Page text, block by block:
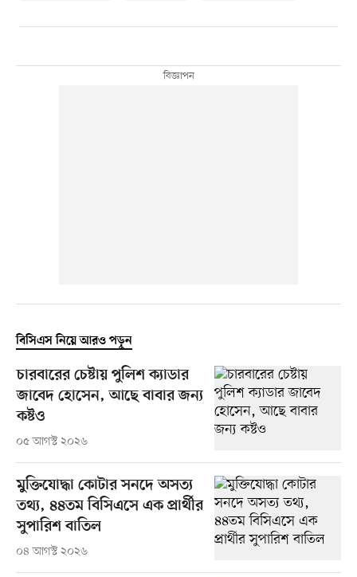
বিসিএস নিয়ে আরও পড়ুন
চারবারের চেষ্টায় পুলিশ ক্যাডার
জাবেদ হোসেন, আছে বাবার জন্য
কষ্টও
০৫ আগস্ট ২০২৬
মুক্তিযোদ্ধা কোটার সনদে অসত্য
তথ্য, ৪৪তম বিসিএসে এক প্রার্থীর
সুপারিশ বাতিল
০৪ আগস্ট ২০২৬